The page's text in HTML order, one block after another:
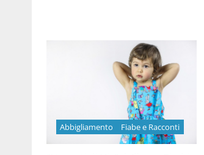
Abbigliamento Fiabe e Racconti